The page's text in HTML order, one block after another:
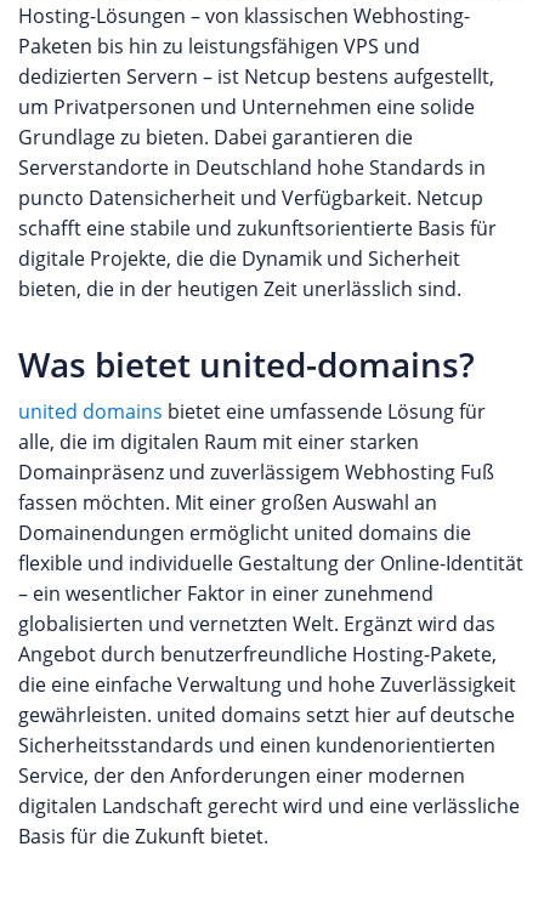
Hosting-Lösungen – von klassischen Webhosting-
Paketen bis hin zu leistungsfähigen VPS und
dedizierten Servern – ist Netcup bestens aufgestellt,
um Privatpersonen und Unternehmen eine solide
Grundlage zu bieten. Dabei garantieren die
Serverstandorte in Deutschland hohe Standards in
puncto Datensicherheit und Verfügbarkeit. Netcup
schafft eine stabile und zukunftsorientierte Basis für
digitale Projekte, die die Dynamik und Sicherheit
bieten, die in der heutigen Zeit unerlässlich sind.
Was bietet united-domains?
united domains bietet eine umfassende Lösung für
alle, die im digitalen Raum mit einer starken
Domainpräsenz und zuverlässigem Webhosting Fuß
fassen möchten. Mit einer großen Auswahl an
Domainendungen ermöglicht united domains die
flexible und individuelle Gestaltung der Online-Identität
– ein wesentlicher Faktor in einer zunehmend
globalisierten und vernetzten Welt. Ergänzt wird das
Angebot durch benutzerfreundliche Hosting-Pakete,
die eine einfache Verwaltung und hohe Zuverlässigkeit
gewährleisten. united domains setzt hier auf deutsche
Sicherheitsstandards und einen kundenorientierten
Service, der den Anforderungen einer modernen
digitalen Landschaft gerecht wird und eine verlässliche
Basis für die Zukunft bietet.